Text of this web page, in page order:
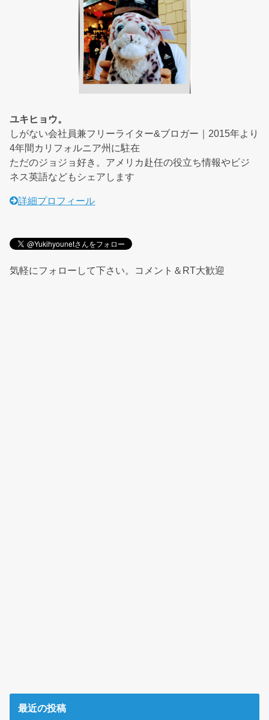
ユキヒョウ。
しがない会社員兼フリーライター&ブロガー｜2015年より
4年間カリフォルニア州に駐在
ただのジョジョ好き。アメリカ赴任の役立ち情報やビジ
ネス英語などもシェアします
詳細プロフィール
気軽にフォローして下さい。コメント＆RT大歓迎
最近の投稿